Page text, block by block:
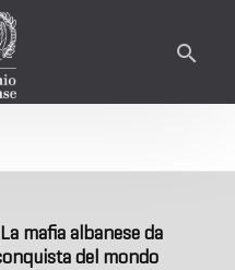
mafia albanese da
del mondo